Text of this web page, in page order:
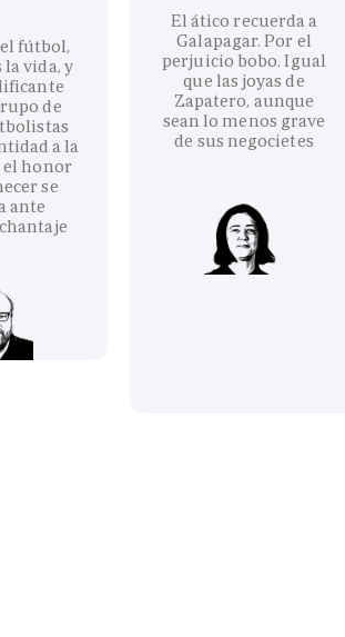
fútbol,
vida, y
de
a la
el honor
se
ante
El ático recuerda a
Galapagar. Por el
perjuicio bobo. Igual
que las joyas de
Zapatero, aunque
sean lo menos grave
de sus negocietes